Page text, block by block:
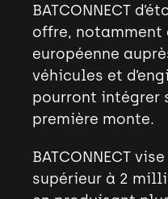
BATCONNECT
offre, notamment
européenne
véhicules et
pourront intégrer
première monte.
BATCONNECT
supérieur à 2